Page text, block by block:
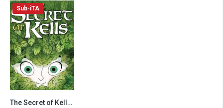
7.6
Sub-iTA
The Secret of Kells (2009)